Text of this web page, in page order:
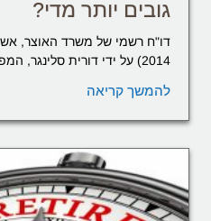
גובים יותר מדי?
דו"ח רשמי של משרד האוצר,
2014) על ידי דורית סלינגר, המפקחת...
להמשך קריאה